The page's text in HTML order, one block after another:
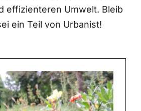
effizienteren Umwelt. Bleib
ein Teil von Urbanist!